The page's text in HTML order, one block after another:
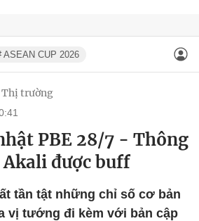
ASEAN CUP 2026
Thị trường
PBE 28/7 - Thông
Akali được buff
tần tật những chỉ số cơ bản
vị tướng đi kèm với bản cập